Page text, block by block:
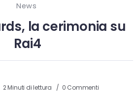
News
la cerimonia su
Rai4
2 Minuti di lettura 0 Commenti